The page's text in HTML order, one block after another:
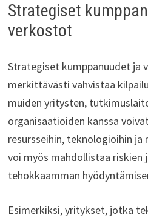
Strategiset
verkostot
Strategiset kumppanuudet ja
merkittävästi vahvistaa
muiden yritysten,
organisaatioiden kanssa
resursseihin, teknologioihin ja
voi myös mahdollistaa riskien
tehokkaamman
Esimerkiksi, yritykset, jotka